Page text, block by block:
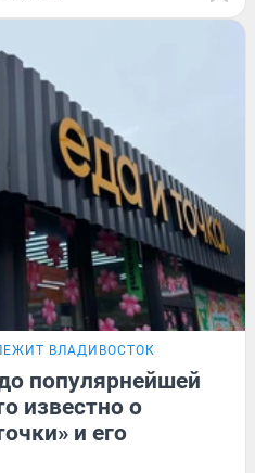
ВЛАДИВОСТОК
популярнейшей
известно о
и его